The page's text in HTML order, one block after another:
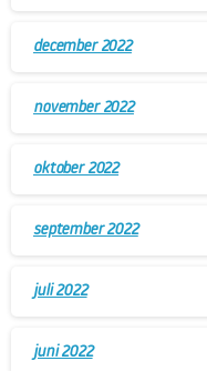
december 2022
november 2022
oktober 2022
september 2022
juli 2022
juni 2022